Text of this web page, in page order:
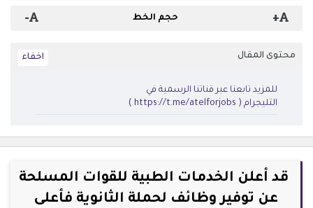
+ حجم الخط -
محتوى المقال
للمزيد تابعنا عبر قناتنا الرسمية في
التليجرام ( https://t.me/atelforjobs )
قد أعلن الخدمات الطبية للقوات المسلحة
عن توفير وظائف لحملة الثانوية فأعلى